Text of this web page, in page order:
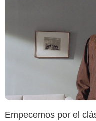
Empecemos por el